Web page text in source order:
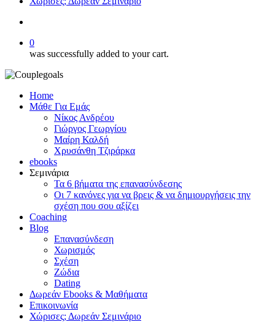
0
was successfully added to your cart.
Home
Μάθε Για Εμάς
Νίκος Ανδρέου
Γιώργος Γεωργίου
Μαίρη Καλδή
Χρυσάνθη Τζιράρκα
ebooks
Σεμινάρια
Τα 6 βήματα της επανασύνδεσης
Οι 7 κανόνες για να βρεις & να δημιουργήσεις την
σχέση που σου αξίζει
Coaching
Blog
Επανασύνδεση
Χωρισμός
Σχέση
Ζώδια
Dating
Δωρεάν Ebooks & Μαθήματα
Επικοινωνία
Χώρισες; Δωρεάν Σεμινάριο